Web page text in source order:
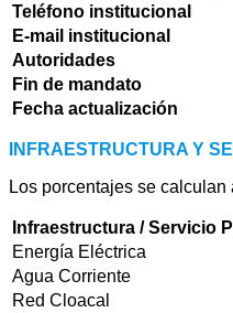
Teléfono institucional
E-mail institucional
Autoridades
Fin de mandato
Fecha actualización
INFRAESTRUCTURA Y
Los porcentajes se
Infraestructura / Servicio
Energía Eléctrica
Agua Corriente
Red Cloacal